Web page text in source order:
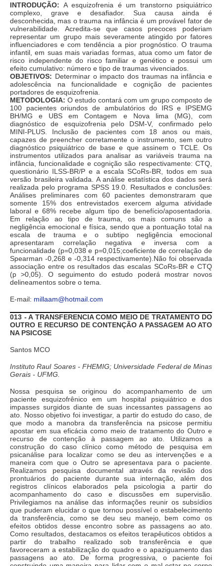
INTRODUÇÃO: A esquizofrenia é um transtorno psiquiátrico
complexo, grave e desafiador. Sua causa ainda é
desconhecida, mas o trauma na infância é um provável fator de
vulnerabilidade. Acredita-se que casos precoces poderiam
representar um grupo mais severamente atingido por fatores
influenciadores e com tendência a pior prognóstico. O trauma
infantil, em suas mais variadas formas, atua como um fator de
risco independente do risco familiar e genético e possui um
efeito cumulativo: número e tipo de traumas vivenciados.
OBJETIVOS: Determinar o impacto dos traumas na infância e
adolescência na funcionalidade e cognição de pacientes
portadores de esquizofrenia.
METODOLOGIA: O estudo contará com um grupo composto de
100 pacientes oriundos de ambulatórios do IRS e IPSEMG
BH/MG e UBS em Contagem e Nova lima (MG), com
diagnóstico de esquizofrenia pelo DSM-V, confirmado pelo
MINI-PLUS. Inclusão de pacientes com 18 anos ou mais,
capazes de preencher corretamente o instrumento, sem outro
diagnóstico psiquiátrico de base e que assinem o TCLE. Os
instrumentos utilizados para analisar as variáveis trauma na
infância, funcionalidade e cognição são respectivamente: CTQ,
questionário ILSS-BR/P e a escala SCoRs-BR, todos em sua
versão brasileira validada. A análise estatística dos dados será
realizada pelo programa SPSS 19.0. Resultados e conclusões:
Análises preliminares com 60 pacientes demonstraram que
somente 15% dos entrevistados exercem alguma atividade
laboral e 68% recebe algum tipo de benefício/aposentadoria.
Em relação ao tipo de trauma, os mais comuns são a
negligência emocional e física, sendo que a pontuação total na
escala de trauma e o subtipo negligência emocional
apresentaram correlação negativa e inversa com a
funcionalidade (p=0,038 e p=0,015;coeficiente de correlação de
Spearman -0,268 e -0,314 respectivamente).Não foi observada
associação entre os resultados das escalas SCoRs-BR e CTQ
(p >0,05). O seguimento do estudo poderá mostrar novos
delineamentos sobre o tema.
E-mail: millaam@hotmail.com
013 - A TRANSFERENCIA COMO MEIO DE TRATAMENTO DO
OUTRO E RECURSO DE CONTENÇÃO A PASSAGEM AO ATO
NA PSICOSE
Santos MCO
Instituto Raul Soares - FHEMIG; Universidade Federal de Minas
Gerais - UFMG.
Nossa pesquisa se originou do acompanhamento de um
paciente esquizofrênico em um hospital psiquiátrico e dos
impasses surgidos diante de suas incessantes passagens ao
ato. Nosso objetivo foi investigar, a partir do estudo do caso, de
que modo a manobra da transferência na psicose permitiu
apostar em sua eficácia como meio de tratamento do Outro e
recurso de contenção à passagem ao ato. Utilizamos a
construção do caso clínico como método de pesquisa em
psicanálise para localizar como se deu as intervenções e a
maneira com que o Outro se apresentava para o paciente.
Realizamos pesquisa documental através da revisão dos
prontuários do paciente durante sua internação, além dos
registros clínicos elaborados pela psicologia a partir do
acompanhamento do caso e discussões em supervisão.
Privilegiamos na análise das informações reunir os subsídios
que puderam elucidar o que tornou possível o estabelecimento
da transferência, como se deu seu manejo, bem como os
efeitos obtidos desse encontro sobre as passagens ao ato.
Como resultados, destacamos os efeitos terapêuticos obtidos a
partir do trabalho realizado sob transferência e que
favoreceram a estabilização do quadro e o apaziguamento das
passagens ao ato. De forma progressiva, o paciente foi